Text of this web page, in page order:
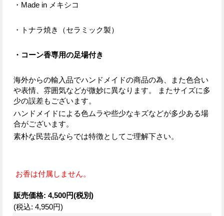
・Made in メキシコ
・トナラ焼き（セラミック製）
・コーン香専用の足場付き
海外からの輸入品でハンドメイドの商品の為、また色合い
や表情、雰囲気などが微妙に異なります。 またサイズに多
少の誤差もございます。
ハンドメイドによる色ムラや些少なキズなどが多少ある場
合がございます。
素朴な民芸品ならでは特徴としてご理解下さい。
お香は付属しません。
販売価格: 4,500円(税別)
(税込: 4,950円)